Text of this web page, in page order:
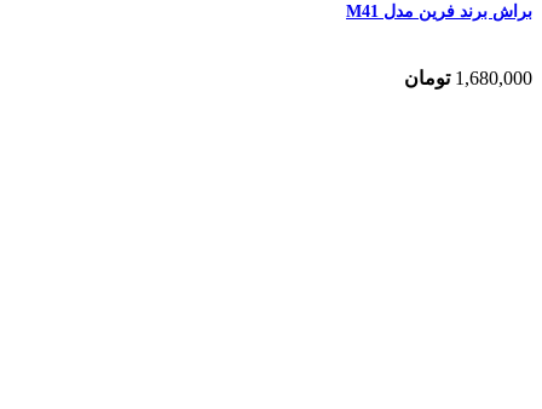
براش برند فرین مدل M41
1,680,000 تومان